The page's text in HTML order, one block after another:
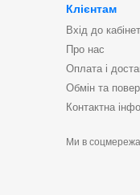
Клієнтам
Вхід до
Про нас
Оплата і
Обмін та
Контактна
Ми в